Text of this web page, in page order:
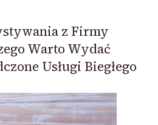
z Firmy
Warto Wydać
Usługi Biegłego